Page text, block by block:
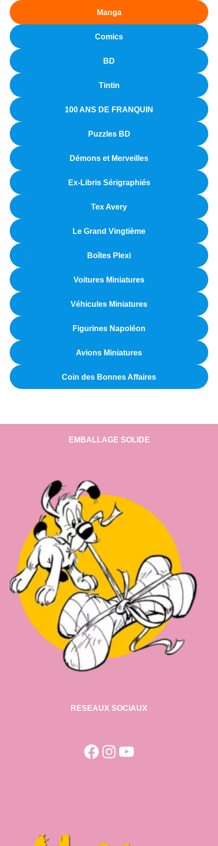
Manga
Comics
BD
Tintin
100 ANS DE FRANQUIN
Puzzles BD
Démons et Merveilles
Ex-Libris Sérigraphiés
Tex Avery
Le Grand Vingtième
Boîtes Plexi
Voitures Miniatures
Véhicules Miniatures
Figurines Napoléon
Avions Miniatures
Coin des Bonnes Affaires
EMBALLAGE SOLIDE
RESEAUX SOCIAUX
Facebook
Instagram
YouTube